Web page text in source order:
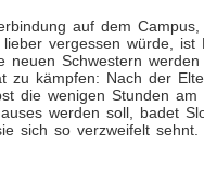
auf dem
vergessen würde,
Schwestern
zu kämpfen: Nach der
die wenigen Stunden
werden soll, badet
sich so verzweifelt